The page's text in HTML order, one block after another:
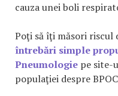
cauza unei boli
Poţi să îţi măsori riscul
întrebări simple
Pneumologie pe site-
populaţiei despre